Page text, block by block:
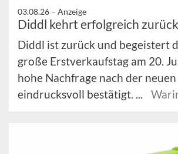
03.08.26 – Anzeige
Diddl kehrt erfolgreich zurück
Diddl ist zurück und begeistert
große Erstverkaufstag am 20.
hohe Nachfrage nach der
eindrucksvoll bestätigt. ...